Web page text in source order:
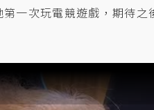
一次玩電競遊戲，期待之